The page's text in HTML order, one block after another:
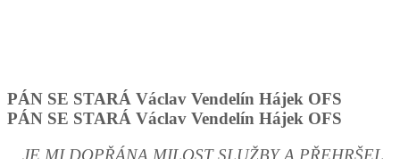
PÁN SE STARÁ Václav Vendelín Hájek OFS
PÁN SE STARÁ Václav Vendelín Hájek OFS
…JE MI DOPŘÁNA MILOST SLUŽBY A PŘEHRŠEL